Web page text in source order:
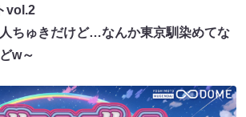
vol.2
ちゅきだけど…なんか東京馴染めてな
w～